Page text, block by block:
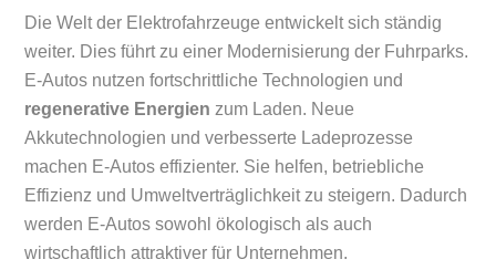
Die Welt der Elektrofahrzeuge entwickelt sich ständig
weiter. Dies führt zu einer Modernisierung der Fuhrparks.
E-Autos nutzen fortschrittliche Technologien und
regenerative Energien zum Laden. Neue
Akkutechnologien und verbesserte Ladeprozesse
machen E-Autos effizienter. Sie helfen, betriebliche
Effizienz und Umweltverträglichkeit zu steigern. Dadurch
werden E-Autos sowohl ökologisch als auch
wirtschaftlich attraktiver für Unternehmen.